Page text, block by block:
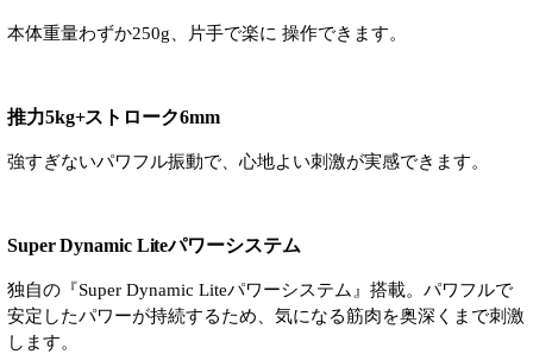
本体重量わずか250g、片手で楽に 操作できます。
推力5kg+ストローク6mm
強すぎないパワフル振動で、心地よい刺激が実感できます。
Super Dynamic Liteパワーシステム
独自の『Super Dynamic Liteパワーシステム』搭載。パワフルで
安定したパワーが持続するため、気になる筋肉を奥深くまで刺激
します。